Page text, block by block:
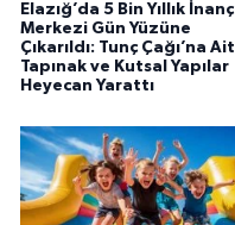
Elazığ’da 5 Bin Yıllık İnanç
Merkezi Gün Yüzüne
Çıkarıldı: Tunç Çağı’na Ait
Tapınak ve Kutsal Yapılar
Heyecan Yarattı